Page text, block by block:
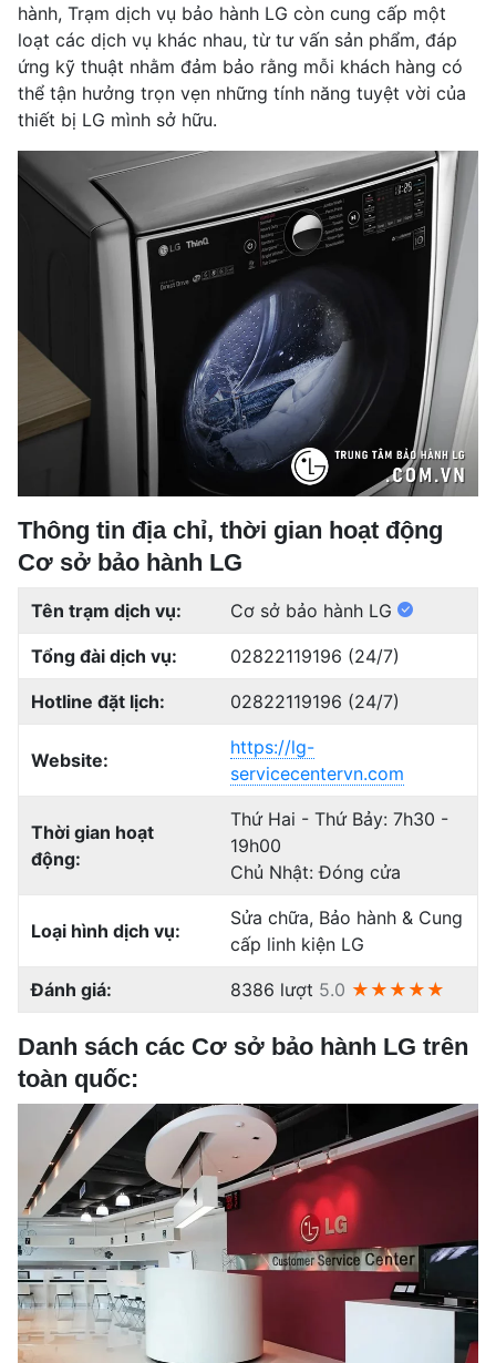
hành, Trạm dịch vụ bảo hành LG còn cung cấp một
loạt các dịch vụ khác nhau, từ tư vấn sản phẩm, đáp
ứng kỹ thuật nhằm đảm bảo rằng mỗi khách hàng có
thể tận hưởng trọn vẹn những tính năng tuyệt vời của
thiết bị LG mình sở hữu.
Thông tin địa chỉ, thời gian hoạt động
Cơ sở bảo hành LG
Tên trạm dịch vụ: Cơ sở bảo hành LG
Tổng đài dịch vụ: 02822119196 (24/7)
Hotline đặt lịch: 02822119196 (24/7)
Website:
https://lg-
servicecentervn.com
Thời gian hoạt
động:
Thứ Hai - Thứ Bảy: 7h30 -
19h00
Chủ Nhật: Đóng cửa
Loại hình dịch vụ:
Sửa chữa, Bảo hành & Cung
cấp linh kiện LG
Đánh giá: 8386 lượt 5.0 ★★★★★
Danh sách các Cơ sở bảo hành LG trên
toàn quốc: